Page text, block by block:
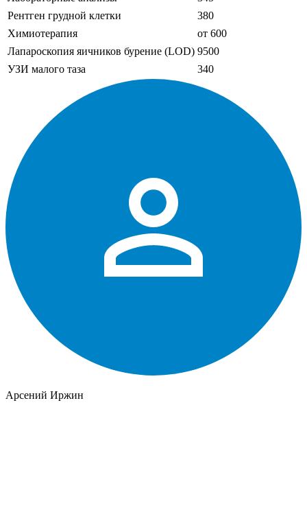
Рентген грудной клетки
380
Химиотерапия
от 600
Лапароскопия яичников бурение (LOD) 9500
УЗИ малого таза
340
Арсений Иржин